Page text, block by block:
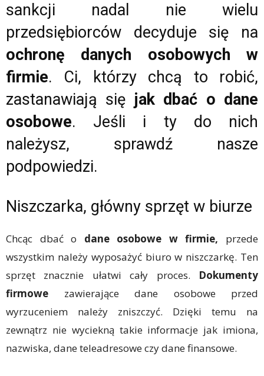
sankcji nadal nie wielu
przedsiębiorców decyduje się na
ochronę danych osobowych w
firmie. Ci, którzy chcą to robić,
zastanawiają się jak dbać o dane
osobowe. Jeśli i ty do nich
należysz, sprawdź nasze
podpowiedzi.
Niszczarka, główny sprzęt w biurze
Chcąc dbać o dane osobowe w firmie, przede
wszystkim należy wyposażyć biuro w niszczarkę. Ten
sprzęt znacznie ułatwi cały proces. Dokumenty
firmowe zawierające dane osobowe przed
wyrzuceniem należy zniszczyć. Dzięki temu na
zewnątrz nie wyciekną takie informacje jak imiona,
nazwiska, dane teleadresowe czy dane finansowe.